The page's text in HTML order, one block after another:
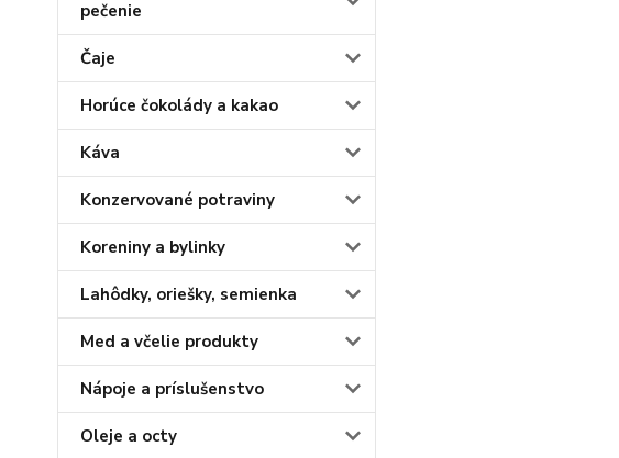
pečenie
Čaje
Horúce čokolády a kakao
Káva
Konzervované potraviny
Koreniny a bylinky
Lahôdky, oriešky, semienka
Med a včelie produkty
Nápoje a príslušenstvo
Oleje a octy